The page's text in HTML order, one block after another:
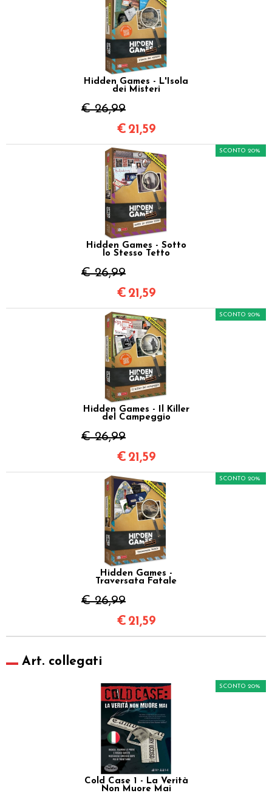
Hidden Games - L'Isola
dei Misteri
€ 26,99
€ 21,59
Hidden Games - Sotto
lo Stesso Tetto
€ 26,99
SCONTO 20%
€ 21,59
Hidden Games - Il Killer
del Campeggio
€ 26,99
SCONTO 20%
€ 21,59
Hidden Games -
Traversata Fatale
€ 26,99
SCONTO 20%
€ 21,59
Art. collegati
Cold Case 1 - La Verità
Non Muore Mai
SCONTO 20%